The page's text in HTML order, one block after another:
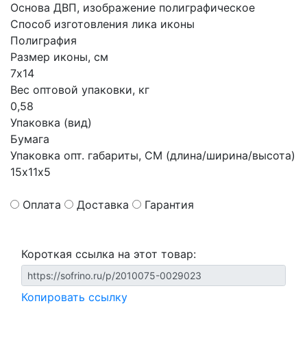
Основа ДВП, изображение полиграфическое
Способ изготовления лика иконы
Полиграфия
Размер иконы, см
7х14
Вес оптовой упаковки, кг
0,58
Упаковка (вид)
Бумага
Упаковка опт. габариты, СМ (длина/ширина/высота)
15х11х5
Оплата Доставка Гарантия
Короткая ссылка на этот товар:
Копировать ссылку